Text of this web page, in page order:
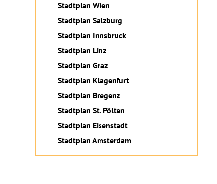
Stadtplan Wien
Stadtplan Salzburg
Stadtplan Innsbruck
Stadtplan Linz
Stadtplan Graz
Stadtplan Klagenfurt
Stadtplan Bregenz
Stadtplan St. Pölten
Stadtplan Eisenstadt
Stadtplan Amsterdam